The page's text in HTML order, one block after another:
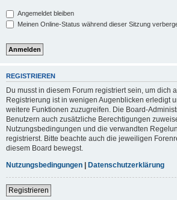
Angemeldet bleiben
Meinen Online-Status während dieser Sitzung
REGISTRIEREN
Du musst in diesem Forum registriert sein, um dich
Registrierung ist in wenigen Augenblicken erledigt
weitere Funktionen zuzugreifen. Die Board-
Benutzern auch zusätzliche Berechtigungen
Nutzungsbedingungen und die verwandten
registrierst. Bitte beachte auch die jeweiligen
diesem Board bewegst.
Nutzungsbedingungen | Datenschutzerklärung
Registrieren